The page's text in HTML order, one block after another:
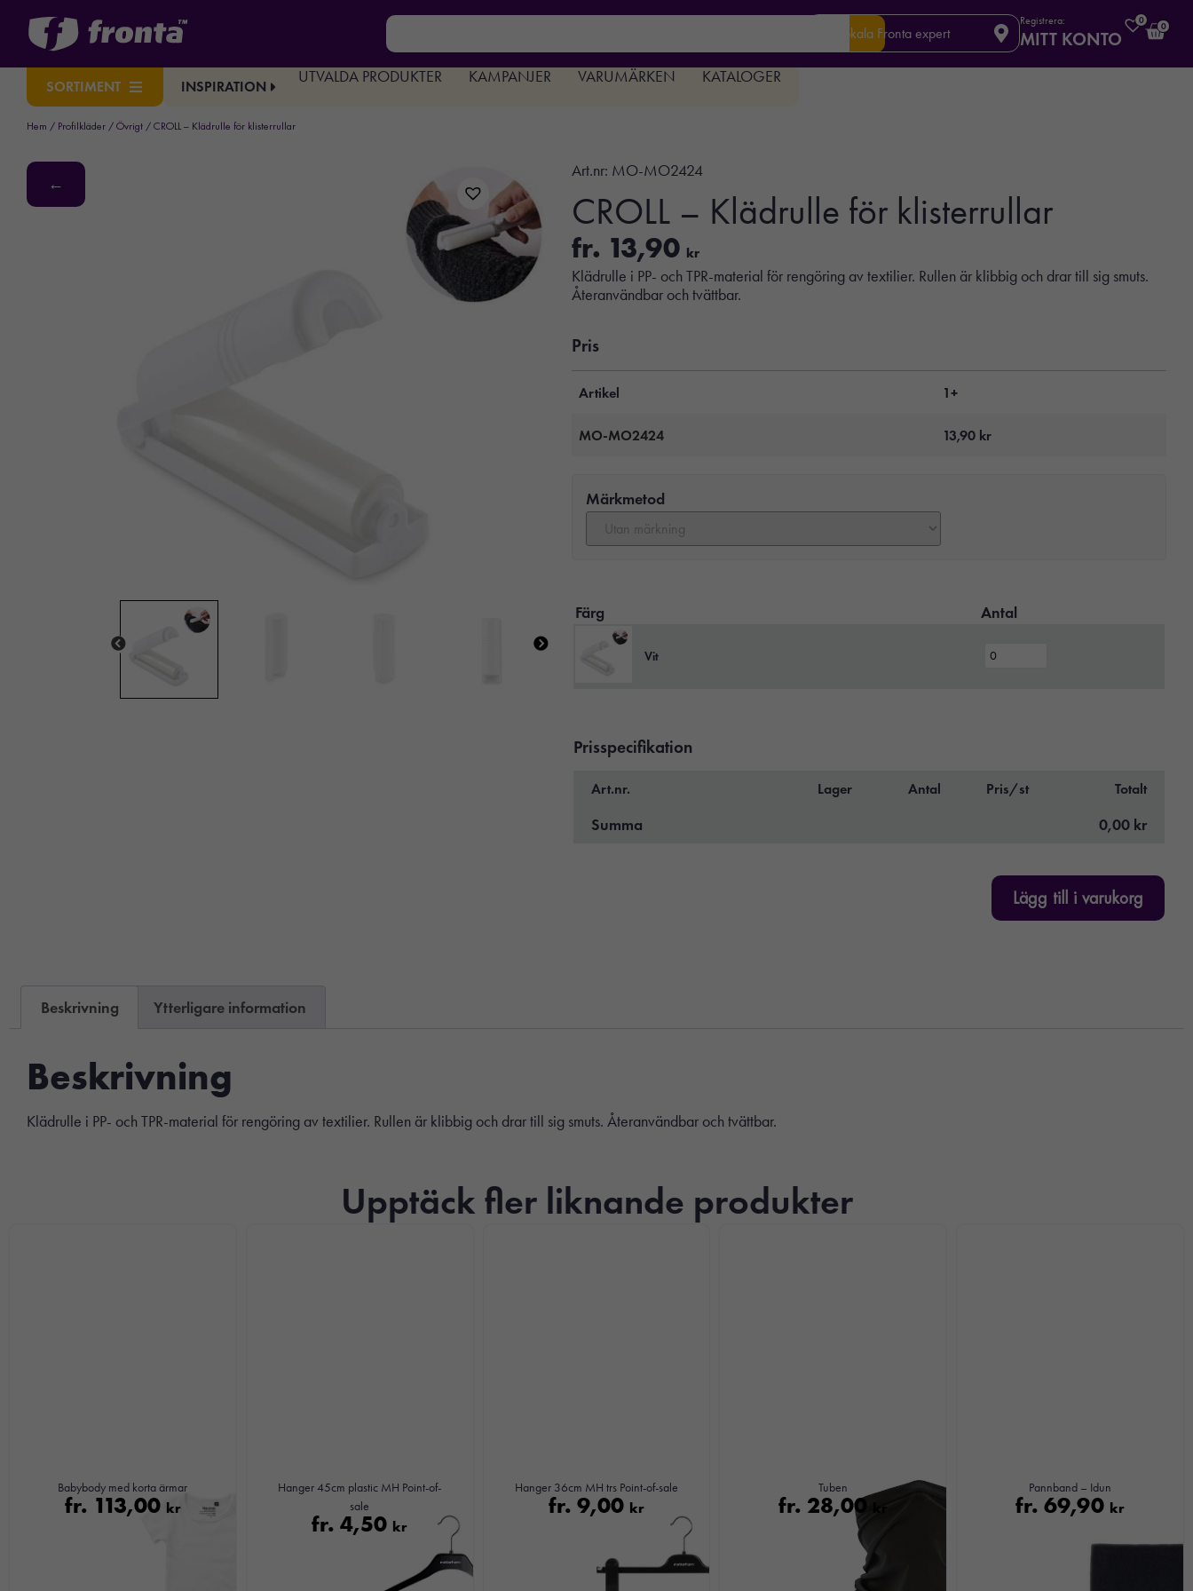
Din lokala Fronta expert
Registrera:
MITT KONTO
0
0
SORTIMENT INSPIRATION
UTVALDA PRODUKTER KAMPANJER VARUMÄRKEN KATALOGER
Hem / Profilkläder / Övrigt / CROLL – Klädrulle för klisterrullar
←
Art.nr: MO-MO2424
CROLL – Klädrulle för klisterrullar
fr. 13,90 kr
Klädrulle i PP- och TPR-material för rengöring av textilier. Rullen är klibbig och drar till sig smuts.
Återanvändbar och tvättbar.
Pris
Artikel 1+
MO-MO2424 13,90 kr
Märkmetod
Färg Antal
Vit
Prisspecifikation
Art.nr. Lager Antal Pris/st Totalt
Summa 0,00 kr
Lägg till i varukorg
Beskrivning Ytterligare information
Beskrivning
Klädrulle i PP- och TPR-material för rengöring av textilier. Rullen är klibbig och drar till sig smuts. Återanvändbar och tvättbar.
Upptäck fler liknande produkter
Babybody med korta ärmar
fr. 113,00 kr
Hanger 45cm plastic MH Point-of-
sale
fr.4,50 kr
Hanger 36cm MH trs Point-of-sale
fr. 9,00 kr
Tuben
fr. 28,00 kr
Pannband – Idun
fr.69,90 kr
går inte att
välja bort. De
behövs för att
över huvud